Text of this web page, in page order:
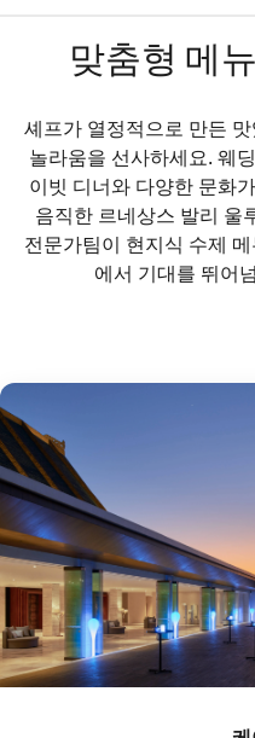
맞춤형 메
셰프가 열정적으로 만든
놀라움을 선사하세요. 웨
이빗 디너와 다양한 문화
음직한 르네상스 발리 울
전문가팀이 현지식 수제
에서 기대를 뛰어